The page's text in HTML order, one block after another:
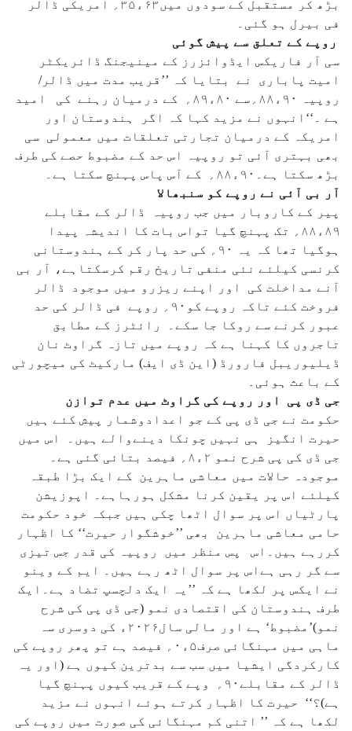
بڑھ کر مستقبل کے سودوں میں۶۳ء۳۵؍ امریکی ڈالر
فی بیرل ہو گئی۔
روپے کے تعلق سے پیش گوئی
سی آر فاریکس ایڈوائزرز کے مینیجنگ ڈائریکٹر
امیت پاباری نے بتایا کہ ’’قریب مدت میں ڈالر/
روپیہ ۹۰ء۸۸؍سے ۸۰ء۸۹؍ کے درمیان رہنے کی امید
ہے ۔‘‘انہوں نے مزید کہا کہ اگر ہندوستان اور
امریکہ کے درمیان تجارتی تعلقات میں معمولی سی
بھی بہتری آئی تو روپیہ اس حد کے مضبوط حصے کی طرف
بڑھ سکتا ہے۔۹۰ء۸۸؍ کے آس پاس پہنچ سکتا ہے۔
آر بی آئی نے روپے کو سنبھالا
پیر کے کاروبار میں جب روپیہ ڈالر کے مقابلے
۸۹ء۸۸؍ تک پہنچ گیا تواس بات کا اندیشہ پیدا
ہوگیا تھا کہ یہ ۹۰؍ کی حد پار کر کے ہندوستانی
کرنسی کیلئے نئی منفی تاریخ رقم کرسکتاہے، آر بی
آنے مداخلت کی اور اپنے ریزرو میں موجود ڈالر
فروخت کئے تاکہ روپے کو۹۰؍ روپے فی ڈالر کی حد
عبور کرنے سے روکا جا سکے۔ رائٹرز کے مطابق
تاجروں کا کہنا ہے کہ روپے میں تازہ گراوٹ نان
ڈیلیوریبل فارورڈ (این ڈی ایف) مارکیٹ کی میچورٹی
کے باعث ہوئی۔
جی ڈی پی اور روپے کی گراوٹ میں عدم توازن
حکومت نے جی ڈی پی کے جو اعدادوشمار پیش کئے ہیں
حیرت انگیز ہی نہیں چونکا دینےوالے ہیں۔ اس میں
جی ڈی کی پی شرح نمو ۲ء۸؍ فیصد بتائی گئی ہے۔
موجودہ حالات میں معاشی ماہرین کے ایک بڑا طبقہ
کیلئے اس پر یقین کرنا مشکل ہورہاہے۔ اپوزیشن
پارٹیاں اس پر سوال اٹھا چکی ہیں جبکہ خود حکومت
حامی معاشی ماہرین بھی ’’خوشگوار حیرت‘‘ کا اظہار
کررہے ہیں۔اس پس منظر میں روپیہ کی قدر جس تیزی
سے گر رہی ہےاس پر سوال اٹھ رہے ہیں۔ ایم کے وینو
نے ایکس پر لکھا ہے کہ ’’یہ ایک دلچسپ تضاد ہے۔ایک
طرف ہندوستان کی اقتصادی نمو (جی ڈی پی کی شرح
نمو)’مضبوط‘ ہے اور مالی سال۲۰۲۶ء کی دوسری سہ
ماہی میں مہنگائی صرف۵ء۰؍ فیصد ہے تو پھر روپے کی
کارکردگی ایشیا میں سب سے بدترین کیوں ہے (اور یہ
ڈالر کے مقابلے۹۰؍ وپے کے قریب کیوں پہنچ گیا
ہے)؟‘‘ حیرت کا اظہار کرتے ہوئے انہوں نے مزید
لکھا ہے کہ ’’ اتنی کم مہنگائی کی صورت میں روپے کی